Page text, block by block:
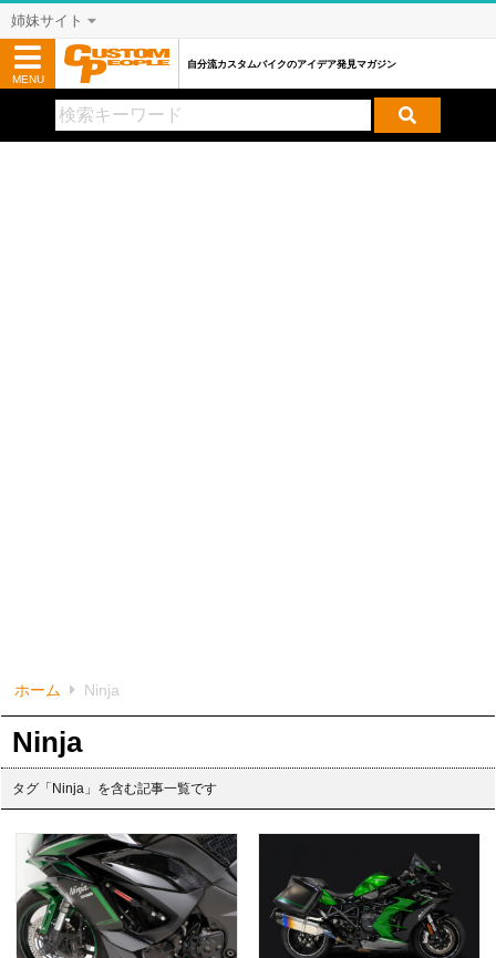
ホーム Ninja
Ninja
タグ「Ninja」を含む記事一覧です
姉妹サイト
MENU
自分流カスタムバイクのアイデア発見マガジン